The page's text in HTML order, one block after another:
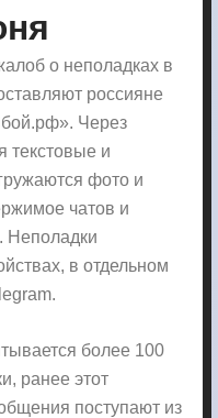
о неполадках в
россияне
Через
текстовые и
фото и
чатов и
Неполадки
в отдельном
более 100
ранее этот
поступают из